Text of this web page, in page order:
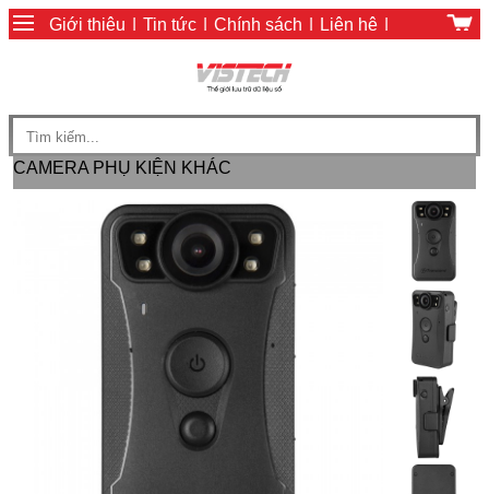
Giới thiệu Tin tức Chính sách Liên hệ
Giỏ hàng|Chính sách thanh toán
CAMERA PHỤ KIỆN KHÁC